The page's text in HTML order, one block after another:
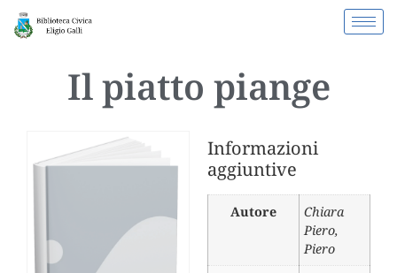
Il piatto piange
Informazioni
aggiuntive
Autore
Chiara
Piero,
Piero